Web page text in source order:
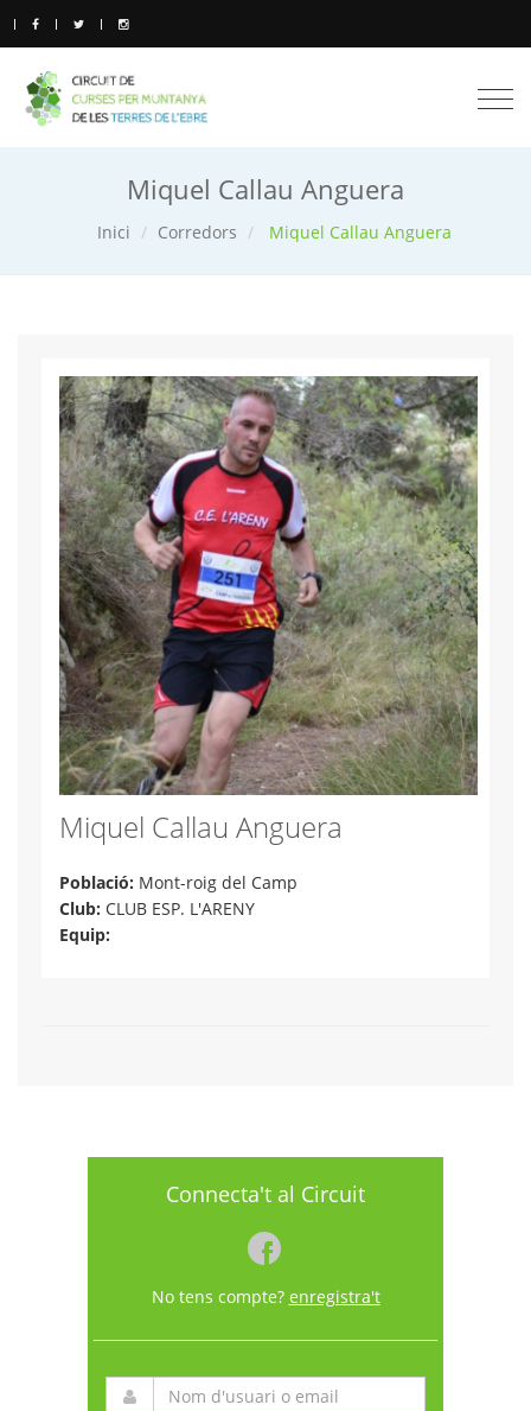
Miquel Callau Anguera
Inici Corredors Miquel Callau Anguera
Miquel Callau Anguera
Població: Mont-roig del Camp
Club: CLUB ESP. L'ARENY
Equip:
Connecta't al Circuit
No tens compte? enregistra't